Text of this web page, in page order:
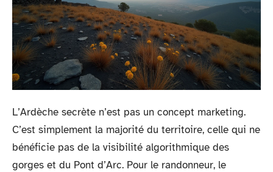
L’Ardèche secrète n’est pas un concept marketing.
C’est simplement la majorité du territoire, celle qui ne
bénéficie pas de la visibilité algorithmique des
gorges et du Pont d’Arc. Pour le randonneur, le